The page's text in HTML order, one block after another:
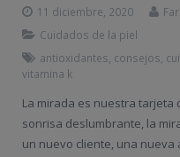
11 diciembre, 2020
Cuidados de la piel
antioxidantes consejos
vitamina k
La mirada es nuestra tarjeta
sonrisa deslumbrante, la
un nuevo cliente, una